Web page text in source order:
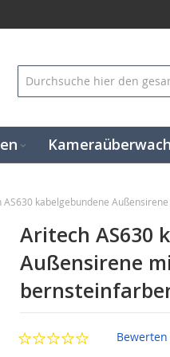
AS630 kabelgebundene
Aritech AS630
Außensirene